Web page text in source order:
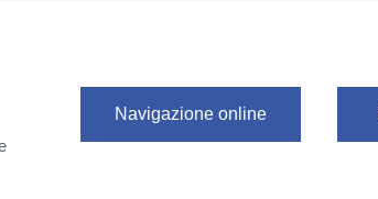
Navigazione online